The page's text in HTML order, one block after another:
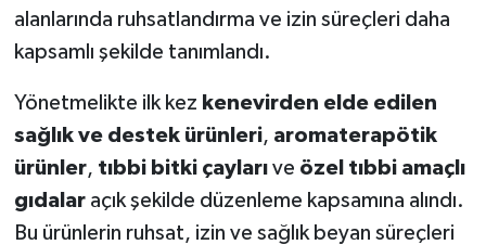
alanlarında ruhsatlandırma ve izin süreçleri daha
kapsamlı şekilde tanımlandı.
Yönetmelikte ilk kez kenevirden elde edilen
sağlık ve destek ürünleri, aromaterapötik
ürünler, tıbbi bitki çaylarıve özel tıbbi amaçlı
gıdalaraçık şekilde düzenleme kapsamına alındı.
Bu ürünlerin ruhsat, izin ve sağlık beyan süreçleri